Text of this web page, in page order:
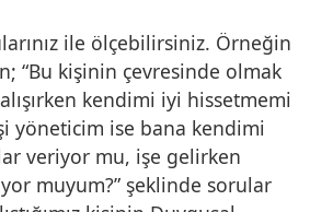
ile ölçebilirsiniz. Örneğin
“Bu kişinin çevresinde olmak
kendimi iyi hissetmemi
yöneticim ise bana kendimi
veriyor mu, işe gelirken
muyum?” şeklinde sorular